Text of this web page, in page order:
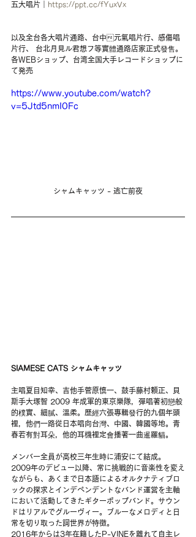
五大唱片｜ https://ppt.cc/fYuxVx
以及全台各大唱片通路、台中元氣唱片行、感傷唱
片行、 台北月見ル君想フ等實體通路店家正式發售。
各WEBショップ、台湾全国大手レコードショップに
て発売
https://www.youtube.com/watch?
v=5Jtd5nmI0Fc
シャムキャッツ - 逃亡前夜
SIAMESE CATS シャムキャッツ
主唱夏目知幸、吉他手菅原慎一、鼓手藤村頼正、貝
斯手大塚智 2009 年成軍的東京樂隊，彈唱著初戀般
的樸實、細膩、溫柔。歷經六張專輯發行的九個年頭
裡，他們一路從日本唱向台灣、中國、韓國等地。青
春若有對耳朵，他的耳機裡定會播著一曲暹羅貓。
メンバー全員が高校三年生時に浦安にて結成。
2009年のデビュー以降、常に挑戦的に音楽性を変え
ながらも、あくまで日本語によるオルタナティブロ
ックの探求とインデペンデントなバンド運営を主軸
において活動してきたギターポップバンド。サウン
ドはリアルでグルーヴィー。ブルーなメロディと日
常を切り取った詞世界が特徴。
2016年からは3年在籍したP-VINEを離れて自主レ